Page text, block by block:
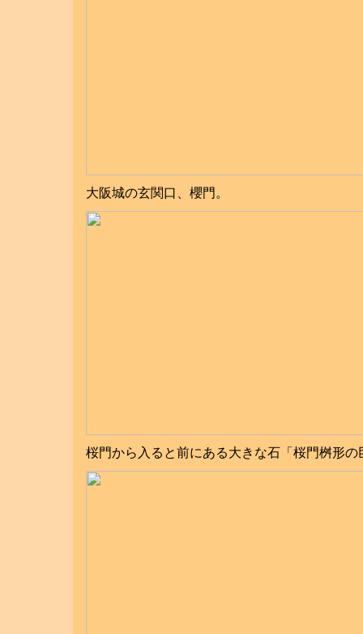
大阪城の玄関口、櫻門。
桜門から入ると前にある大きな石「桜門桝形の